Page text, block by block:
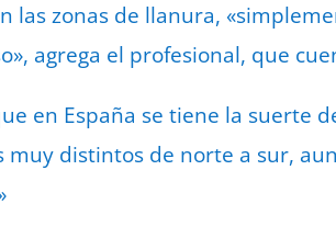
las zonas de llanura,
agrega el profesional, que
en España se tiene la suerte
muy distintos de norte a sur,